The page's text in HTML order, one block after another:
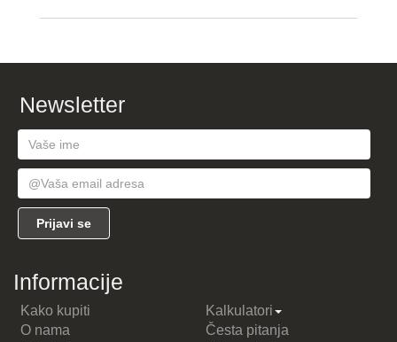
Newsletter
Informacije
Kako kupiti
Kalkulatori
O nama
Česta pitanja